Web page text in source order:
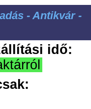
- Antikvár -
idő: